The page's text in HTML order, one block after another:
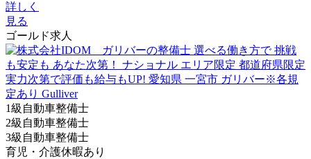
詳しく
見る
ゴールド求人
1級自動車整備士
2級自動車整備士
3級自動車整備士
育児・介護休暇あり